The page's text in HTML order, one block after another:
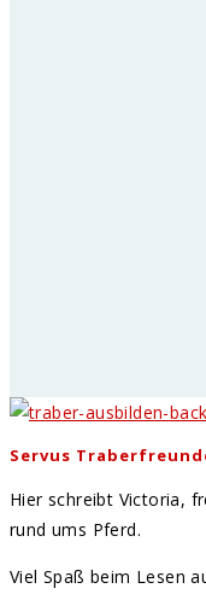
Servus
Hier schreibt Victoria,
rund ums Pferd.
Viel Spaß beim Lesen